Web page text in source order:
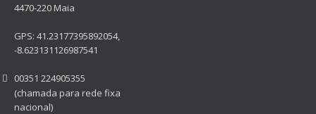
4470-220 Maia
GPS: 41.23177395892054,
-8.623131126987541
00351 224905355
(chamada para rede fixa
nacional)